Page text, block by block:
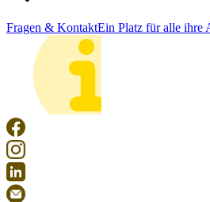
Fragen & KontaktEin Platz für alle ihre